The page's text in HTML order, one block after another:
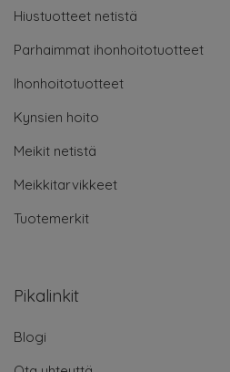
Hiustuotteet netistä
Parhaimmat ihonhoitotuotteet
Ihonhoitotuotteet
Kynsien hoito
Meikit netistä
Meikkitarvikkeet
Tuotemerkit
Pikalinkit
Blogi